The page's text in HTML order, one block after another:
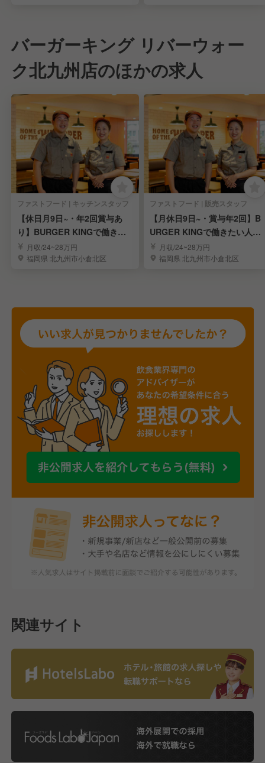
バーガーキング リバーウォー
ク北九州店のほかの求人
ファストフード | キッチンスタッフ
【休日月9日~・年2回賞与あ
り】BURGER KINGで働きた
い人募集
月収/24~28万円
福岡県 北九州市小倉北区
ファストフード | 販売スタッフ
【月休日9日~・賞与年2回】B
URGER KINGで働きたい人募
集 月収/24~28万円
福岡県 北九州市小倉北区
関連サイト